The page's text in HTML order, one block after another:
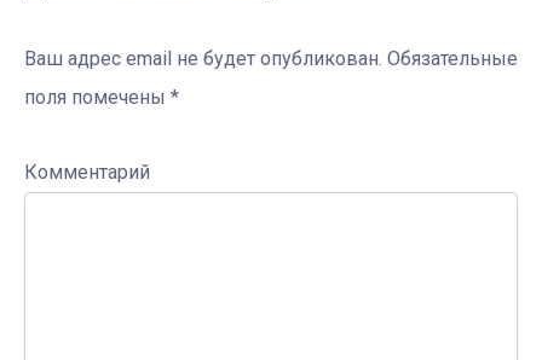
Ваш адрес email не будет опубликован. Обязательные
поля помечены *
Комментарий